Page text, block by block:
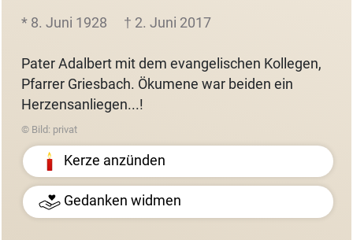
* 8. Juni 1928 † 2. Juni 2017
Pater Adalbert mit dem evangelischen Kollegen,
Pfarrer Griesbach. Ökumene war beiden ein
Herzensanliegen...!
© Bild: privat
Kerze anzünden
Gedanken widmen